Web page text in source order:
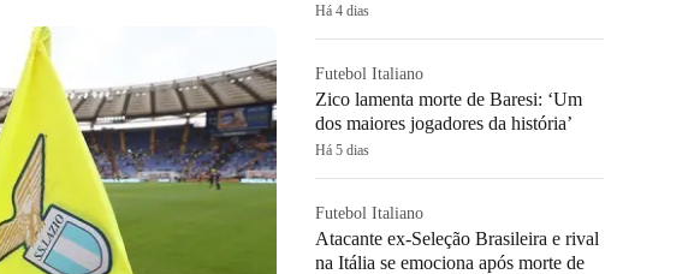
Há 4 dias
Futebol Italiano
Zico lamenta morte de Baresi: ‘Um
dos maiores jogadores da história’
Há 5 dias
Futebol Italiano
Atacante ex-Seleção Brasileira e rival
na Itália se emociona após morte de